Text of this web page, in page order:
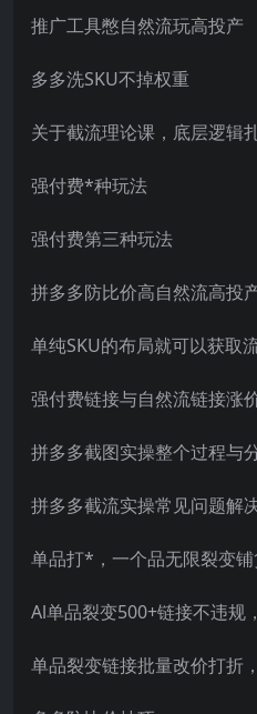
推广工具憋自然流玩高投产
多多洗SKU不掉权重
关于截流理论课，底层逻辑
强付费*种玩法
强付费第三种玩法
拼多多防比价高自然流高投
单纯SKU的布局就可以获取
强付费链接与自然流链接涨
拼多多截图实操整个过程与
拼多多截流实操常见问题解
单品打*，一个品无限裂变
Al单品裂变500+链接不违规
单品裂变链接批量改价打折